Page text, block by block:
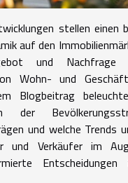
stellen einen
auf den
und
Wohn- und
Blogbeitrag
der
und welche Trends
und Verkäufer im